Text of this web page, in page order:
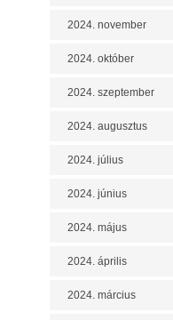
2024. november
2024. október
2024. szeptember
2024. augusztus
2024. július
2024. június
2024. május
2024. április
2024. március